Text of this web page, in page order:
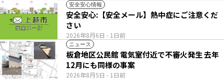
安全安心情報
2026年8月6日 - 1日前
安全安心:【安全メール】熱中症にご注意くだ
さい
ニュース
2026年8月5日 - 1日前
板倉地区公民館 電気室付近で不審火発生 去年
12月にも同様の事案